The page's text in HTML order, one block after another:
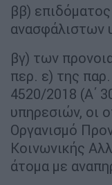
ββ)
ανασφάλιστων
βγ) των
περ. ε) της
4520/2018 (Α΄
υπηρεσιών, οι
Οργανισμό
Κοινωνικής
άτομα με